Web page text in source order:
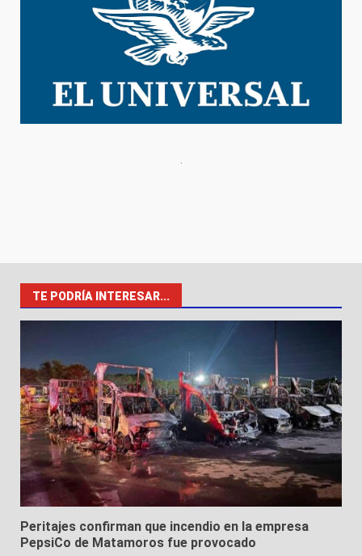
TE PODRÍA INTERESAR...
Peritajes confirman que incendio en la empresa
PepsiCo de Matamoros fue provocado